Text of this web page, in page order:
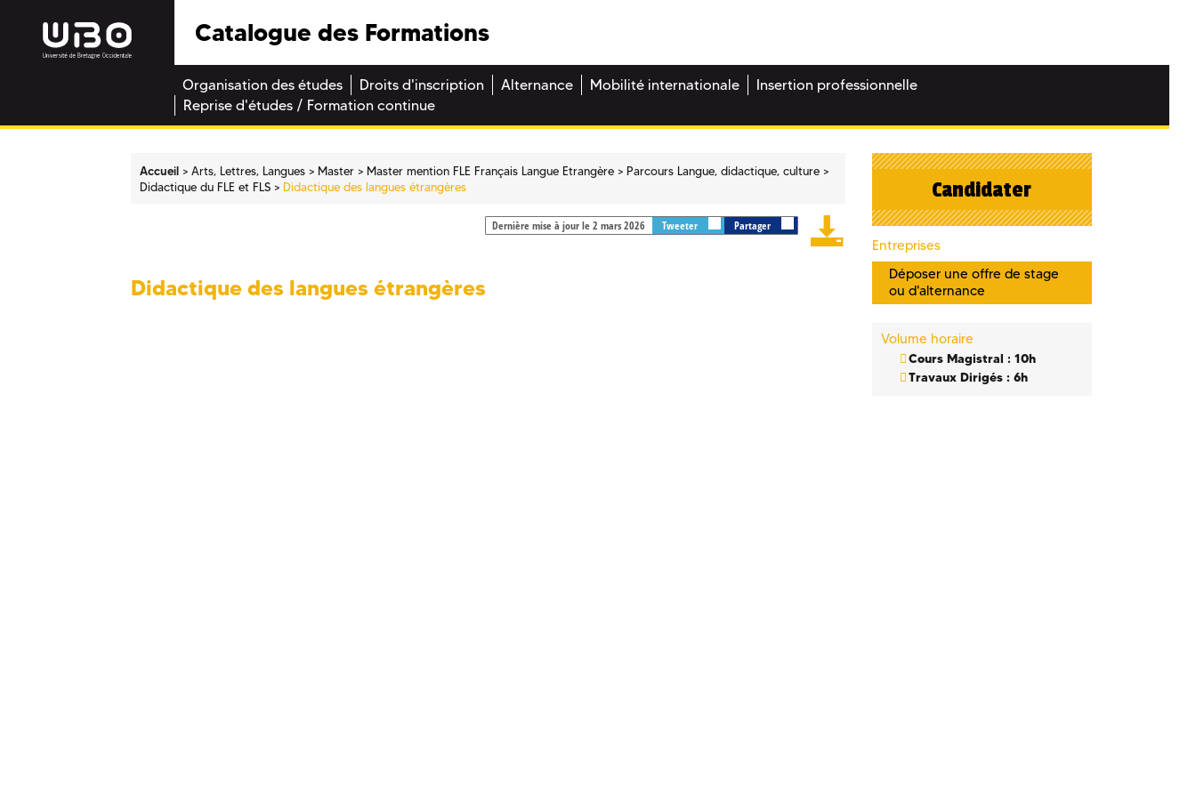
Catalogue des Formations
Organisation des études Droits d'inscription Alternance Mobilité internationale
Insertion professionnelle
Reprise d'études / Formation continue
Accueil Arts, Lettres, Langues Master Master mention FLE Français Langue Etrangère
Parcours Langue, didactique, culture
Didactique du FLE et FLS
Didactique des langues étrangères
Dernière mise à jour le 2 mars 2026 Tweeter Partager
Didactique des langues étrangères
Candidater
Entreprises
Déposer une offre de stage
ou d'alternance
Volume horaire
Cours Magistral : 10h
Travaux Dirigés : 6h